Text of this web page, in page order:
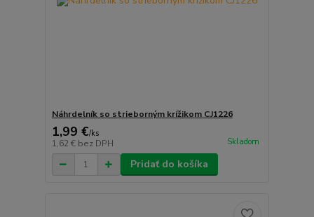
Náhrdelník so strieborným krížikom CJ1226
1,99 €/ks
1,62 € bez DPH Skladom
Pridať do košíka